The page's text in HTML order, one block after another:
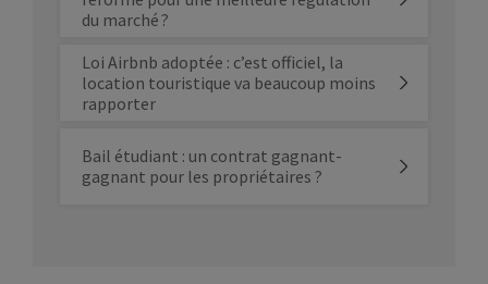
du marché ?
Loi Airbnb adoptée : c’est officiel, la
location touristique va beaucoup moins
rapporter
Bail étudiant : un contrat gagnant-
gagnant pour les propriétaires ?